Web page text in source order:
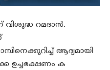
റമദാൻ.
ആദ്യമായി
ഉച്ചഭക്ഷണം ക